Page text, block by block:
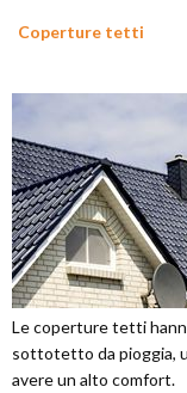
Coperture tetti
Le coperture tetti
sottotetto da pioggia,
avere un alto comfort.